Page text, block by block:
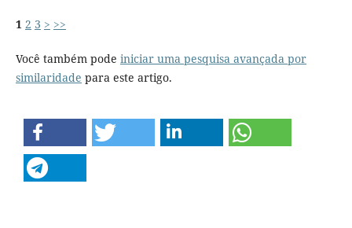
1 2 3 > >>
Você também pode iniciar uma pesquisa avançada por
similaridade para este artigo.